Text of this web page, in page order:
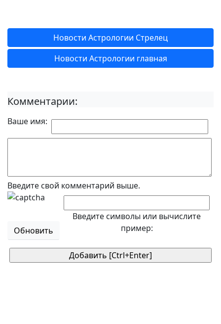
Новости Астрологии Стрелец
Новости Астрологии главная
Комментарии:
Ваше имя:
Введите свой комментарий выше.
Обновить
Введите символы или вычислите
пример: